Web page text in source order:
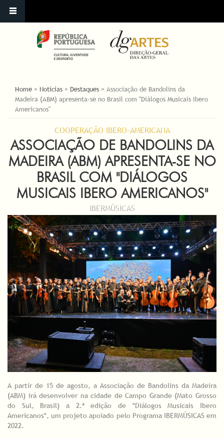
ESTÁ AQUI
Home » Notícias » Destaques » Associação de Bandolins da
Madeira (ABM) apresenta-se no Brasil com "Diálogos Musicais Ibero
Americanos"
COOPERAÇÃO IBERO-AMERICANA
ASSOCIAÇÃO DE BANDOLINS DA
MADEIRA (ABM) APRESENTA-SE NO
BRASIL COM "DIÁLOGOS
MUSICAIS IBERO AMERICANOS"
IBERMÚSICAS
A partir de 15 de agosto, a Associação de Bandolins da Madeira
(ABM) irá desenvolver na cidade de Campo Grande (Mato Grosso
do Sul, Brasil) a 2.ª edição de "Diálogos Musicais Ibero
Americanos", um projeto apoiado pelo Programa IBERMÚSICAS em
2022.